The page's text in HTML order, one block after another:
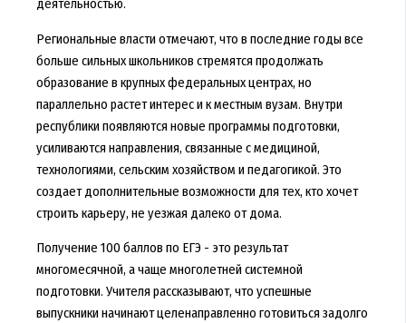
деятельностью.
Региональные власти отмечают, что в последние годы все
больше сильных школьников стремятся продолжать
образование в крупных федеральных центрах, но
параллельно растет интерес и к местным вузам. Внутри
республики появляются новые программы подготовки,
усиливаются направления, связанные с медициной,
технологиями, сельским хозяйством и педагогикой. Это
создает дополнительные возможности для тех, кто хочет
строить карьеру, не уезжая далеко от дома.
Получение 100 баллов по ЕГЭ - это результат
многомесячной, а чаще многолетней системной
подготовки. Учителя рассказывают, что успешные
выпускники начинают целенаправленно готовиться задолго